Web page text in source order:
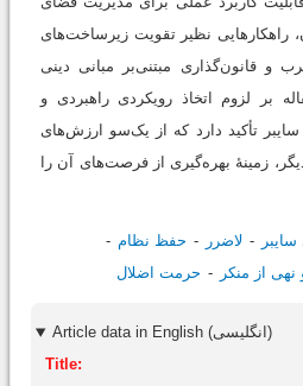
راهکارهایی نظیر تقویت زیرساخت‌های
و قانون‌گذاری مبتنی‌بر مبانی دینی
بر لزوم اتخاذ رویکردی راهبردی و
تأکید دارد که از یک‌سو ارزش‌های
زمینۀ بهره‌گیری از فرصت‌های آن را
لاضرر
حفظ نظام
از منکر حرمت اضلال
Article data in English (انگلیسی)
Title: